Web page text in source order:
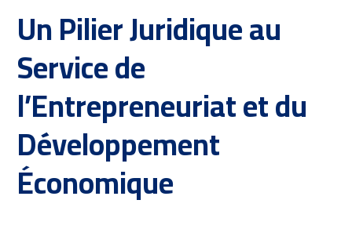
Un Pilier Juridique au
Service de
l’Entrepreneuriat et du
Développement
Économique